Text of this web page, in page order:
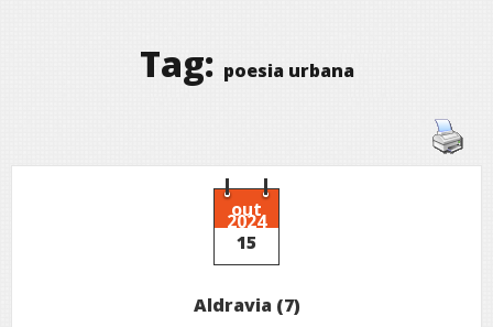
Tag: poesia urbana
out
2024
15
Aldravia (7)